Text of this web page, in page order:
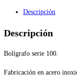
Descripción
Descripción
Bolígrafo serie 100.
Fabricación en acero